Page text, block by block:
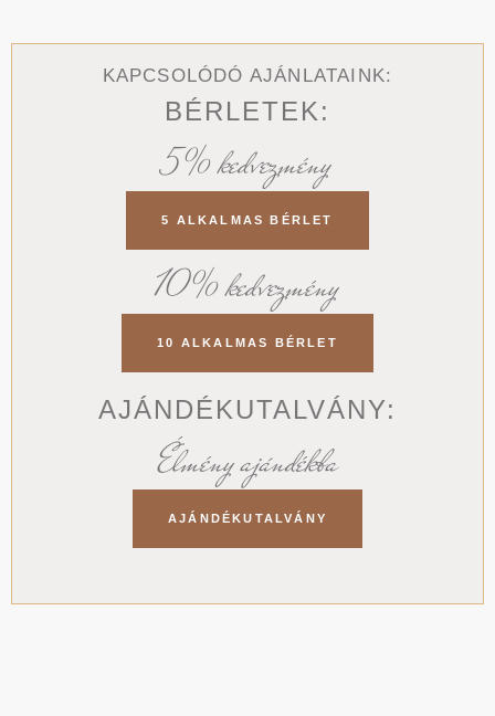
KAPCSOLÓDÓ AJÁNLATAINK:
BÉRLETEK:
5% kedvezmény
5 ALKALMAS BÉRLET
10% kedvezmény
10 ALKALMAS BÉRLET
AJÁNDÉKUTALVÁNY:
Élmény ajándékba
AJÁNDÉKUTALVÁNY